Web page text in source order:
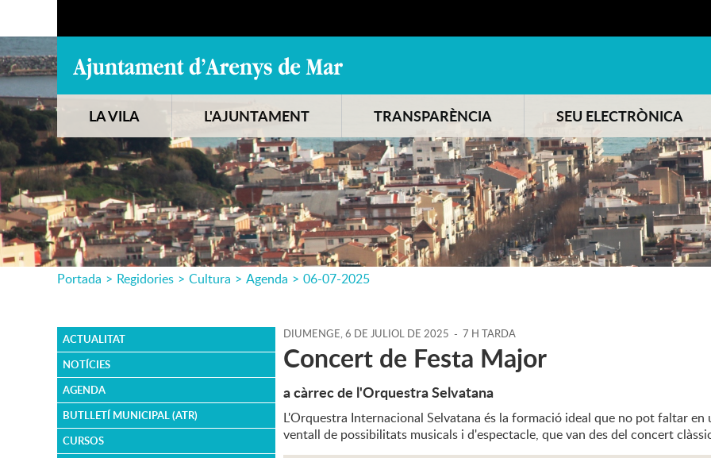
LA VILA L'AJUNTAMENT TRANSPARÈNCIA SEU ELECTRÒNICA
Portada > Regidories > Cultura > Agenda > 06-07-2025
ACTUALITAT
NOTÍCIES
AGENDA
BUTLLETÍ MUNICIPAL (ATR)
CURSOS
DIUMENGE,6 DE JULIOL DE 2025 - 7 H TARDA
Concert de Festa Major
a càrrec de l'Orquestra Selvatana
L'Orquestra Internacional Selvatana és la formació ideal que no pot faltar
ventall de possibilitats musicals i d'espectacle, que van des del concert